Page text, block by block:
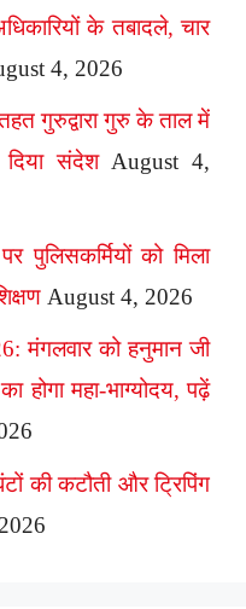
के तबादले, चार
4, 2026
गुरुद्वारा गुरु के ताल में
दिया संदेश August 4,
पुलिसकर्मियों को मिला
August 4, 2026
मंगलवार को हनुमान जी
होगा महा-भाग्योदय, पढ़ें
की कटौती और ट्रिपिंग